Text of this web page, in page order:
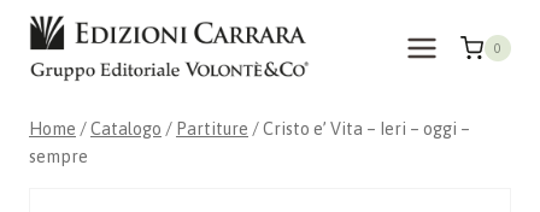
Salta
contenuto
0
Home /Catalogo / Partiture /Cristo e’ Vita – Ieri – oggi –
sempre